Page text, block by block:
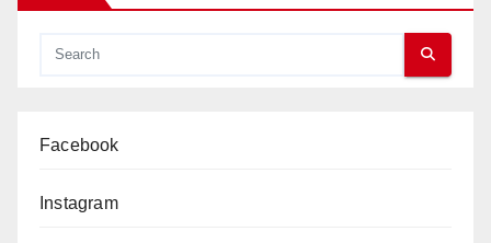
Facebook
Instagram